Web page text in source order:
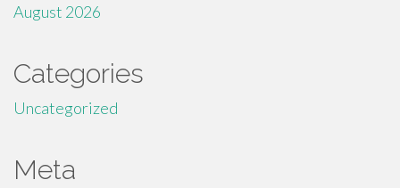
August 2026
Categories
Uncategorized
Meta